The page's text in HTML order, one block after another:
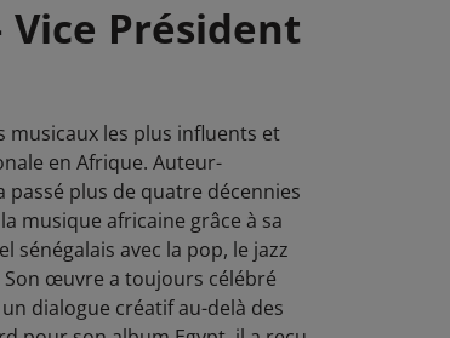
Vice Président
musicaux les plus influents et
en Afrique. Auteur-
plus de quatre décennies
musique africaine grâce à sa
sénégalais avec la pop, le jazz
œuvre a toujours célébré
dialogue créatif au-delà des